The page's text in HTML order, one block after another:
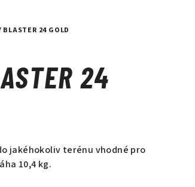
BLASTER 24 GOLD
24
jakéhokoliv terénu vhodné pro
10,4 kg.